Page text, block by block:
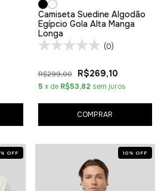
Camiseta Suedine Algodão
Egípcio Gola Alta Manga
Longa
(0)
R$299,00 R$269,10
5 x de R$53,82 sem juros
COMPRAR
% OFF 10 % OFF